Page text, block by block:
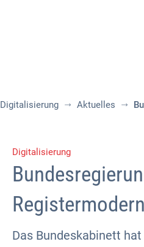
Digitalisierung Aktuelles
Digitalisierung
Das Bundeskabinett